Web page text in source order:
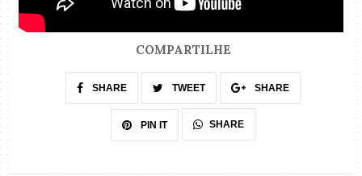
COMPARTILHE
SHARE TWEET SHARE
PIN IT SHARE